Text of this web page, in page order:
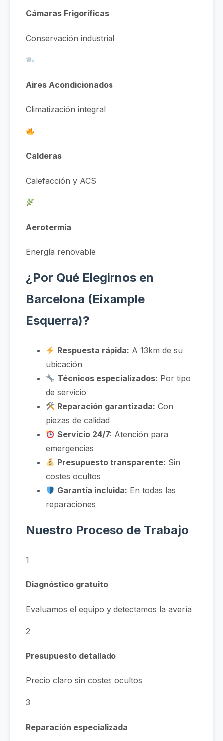
Cámaras Frigoríficas
Conservación industrial
Aires Acondicionados
Climatización integral
Calderas
Calefacción y ACS
Aerotermia
Energía renovable
¿Por Qué Elegirnos en
Barcelona (Eixample
Esquerra)?
Respuesta rápida: A 13km de su
ubicación
Técnicos especializados: Por tipo
de servicio
Reparación garantizada: Con
piezas de calidad
Servicio 24/7: Atención para
emergencias
Presupuesto transparente: Sin
costes ocultos
Garantía incluida: En todas las
reparaciones
Nuestro Proceso de Trabajo
1
Diagnóstico gratuito
Evaluamos el equipo y detectamos la avería
2
Presupuesto detallado
Precio claro sin costes ocultos
3
Reparación especializada